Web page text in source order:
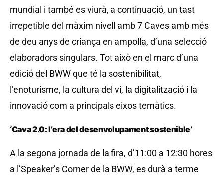
mundial i també es viurà, a continuació, un tast
irrepetible del màxim nivell amb 7 Caves amb més
de deu anys de criança en ampolla, d’una selecció
elaboradors singulars. Tot això en el marc d’una
edició del BWW que té la sostenibilitat,
l’enoturisme, la cultura del vi, la digitalització i la
innovació com a principals eixos temàtics.
‘Cava 2.0: l’era del desenvolupament sostenible’
A la segona jornada de la fira, d’11:00 a 12:30 hores
a l’Speaker’s Corner de la BWW, es durà a terme